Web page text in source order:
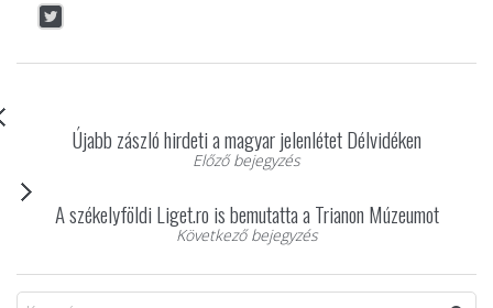
Újabb zászló hirdeti a magyar jelenlétet Délvidéken
Előző bejegyzés
A székelyföldi Liget.ro is bemutatta a Trianon Múzeumot
Következő bejegyzés